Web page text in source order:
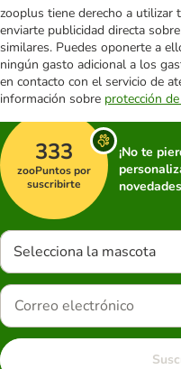
zooplus tiene derecho a utilizar
enviarte publicidad directa
similares. Puedes oponerte a
ningún gasto adicional a los
en contacto con el servicio de
información sobre protección
333
zooPuntos por
suscribirte
¡No te
Selecciona la mascota